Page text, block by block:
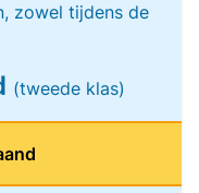
zowel tijdens de
(tweede klas)